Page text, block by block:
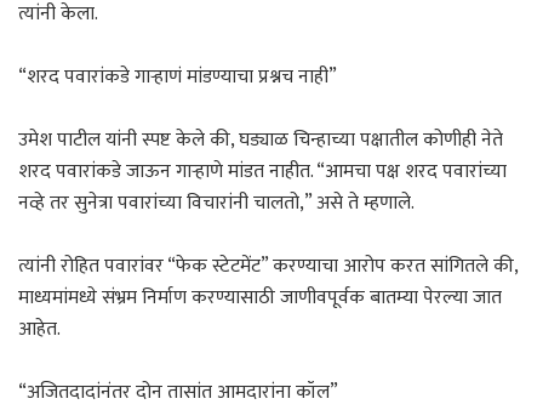
त्यांनी केला.
“शरद पवारांकडे गाऱ्हाणं मांडण्याचा प्रश्नच नाही”
उमेश पाटील यांनी स्पष्ट केले की, घड्याळ चिन्हाच्या पक्षातील कोणीही नेते
शरद पवारांकडे जाऊन गाऱ्हाणे मांडत नाहीत. “आमचा पक्ष शरद पवारांच्या
नव्हे तर सुनेत्रा पवारांच्या विचारांनी चालतो,” असे ते म्हणाले.
त्यांनी रोहित पवारांवर “फेक स्टेटमेंट” करण्याचा आरोप करत सांगितले की,
माध्यमांमध्ये संभ्रम निर्माण करण्यासाठी जाणीवपूर्वक बातम्या पेरल्या जात
आहेत.
“अजितदादांनंतर दोन तासांत आमदारांना कॉल”